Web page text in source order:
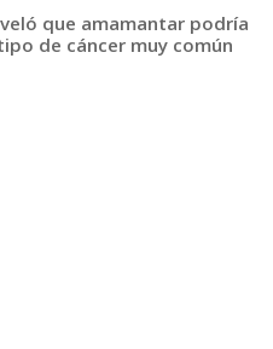
que amamantar podría
de cáncer muy común